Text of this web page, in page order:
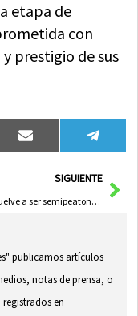
etapa de
con
prestigio de sus
Compartir
en
Email
en
SIGUIENTE
‘El Roce’ vuelve a ser semipeatonal los fines de semana del verano para favorecer el paseo y el ocio
publicamos artículos
notas de prensa, o
en